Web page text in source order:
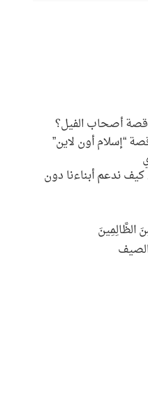
قصة أصحاب الفيل؟
“إسلام أون لاين”
كيف ندعم أبناءنا دون
الظَّالِمِينَ